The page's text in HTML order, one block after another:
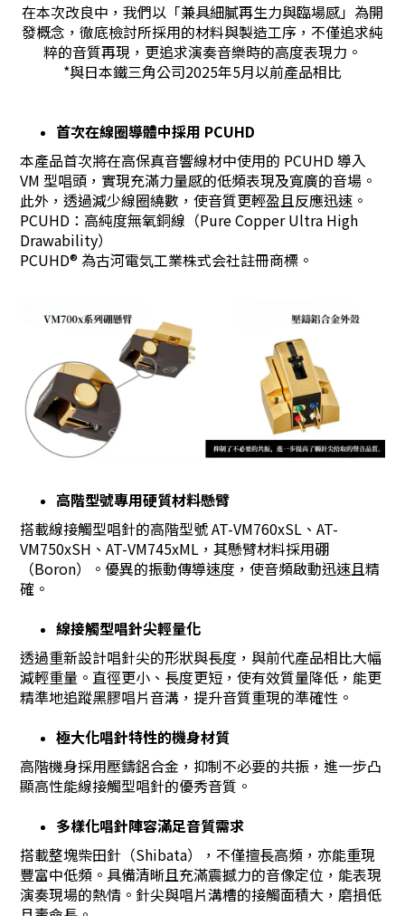
在本次改良中，我們以「兼具細膩再生力與臨場感」為開
發概念，徹底檢討所採用的材料與製造工序，不僅追求純
粹的音質再現，更追求演奏音樂時的高度表現力。
*與日本鐵三角公司2025年5月以前產品相比
首次在線圈導體中採用 PCUHD
本產品首次將在高保真音響線材中使用的 PCUHD 導入
VM 型唱頭，實現充滿力量感的低頻表現及寬廣的音場。
此外，透過減少線圈繞數，使音質更輕盈且反應迅速。
PCUHD：高純度無氧銅線（Pure Copper Ultra High
Drawability）
PCUHD® 為古河電気工業株式会社註冊商標。
高階型號專用硬質材料懸臂
搭載線接觸型唱針的高階型號 AT-VM760xSL、AT-
VM750xSH、AT-VM745xML，其懸臂材料採用硼
（Boron）。優異的振動傳導速度，使音頻啟動迅速且精
確。
線接觸型唱針尖輕量化
透過重新設計唱針尖的形狀與長度，與前代產品相比大幅
減輕重量。直徑更小、長度更短，使有效質量降低，能更
精準地追蹤黑膠唱片音溝，提升音質重現的準確性。
極大化唱針特性的機身材質
高階機身採用壓鑄鋁合金，抑制不必要的共振，進一步凸
顯高性能線接觸型唱針的優秀音質。
多樣化唱針陣容滿足音質需求
搭載整塊柴田針（Shibata），不僅擅長高頻，亦能重現
豐富中低頻。具備清晰且充滿震撼力的音像定位，能表現
演奏現場的熱情。針尖與唱片溝槽的接觸面積大，磨損低